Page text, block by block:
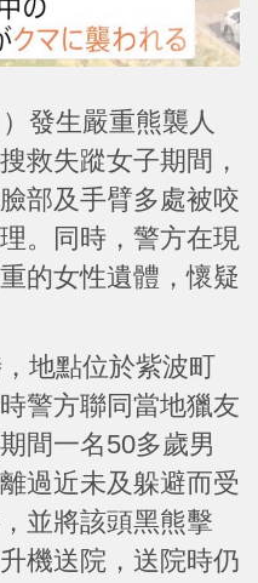
發生嚴重熊襲人
救失蹤女子期間，
部及手臂多處被咬
。同時，警方在現
的女性遺體，懷疑
地點位於紫波町
警方聯同當地獵友
間一名50多歲男
過近未及躲避而受
並將該頭黑熊擊
機送院，送院時仍